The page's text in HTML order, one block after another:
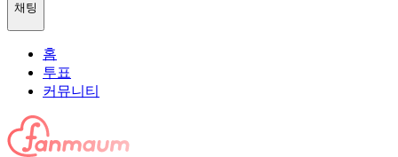
채팅
홈
투표
커뮤니티